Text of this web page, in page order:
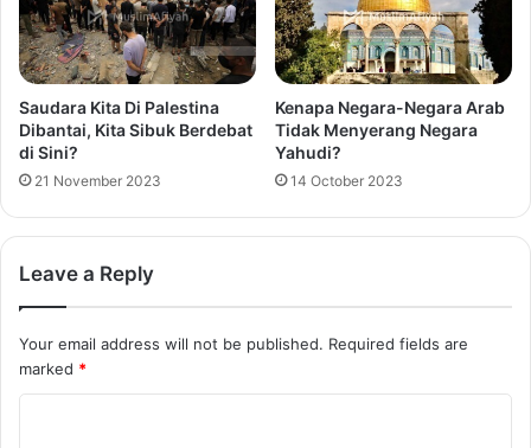
Saudara Kita Di Palestina
Dibantai, Kita Sibuk Berdebat
di Sini?
21 November 2023
Kenapa Negara-Negara Arab
Tidak Menyerang Negara
Yahudi?
14 October 2023
Leave a Reply
Your email address will not be published. Required fields are
marked *